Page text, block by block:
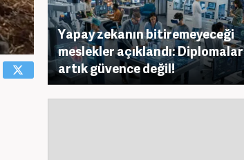
Yapay zekanın bitiremeyeceği
meslekler açıklandı: Diplomalar
artık güvence değil!